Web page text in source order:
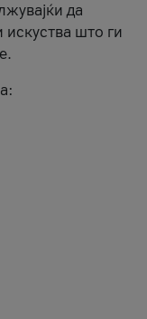
да
искуства што ги